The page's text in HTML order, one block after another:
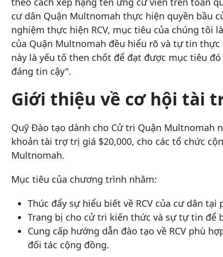
cư dân Quận Multnomah thực hiện quyền bầu
nghiệm thực hiện RCV, mục tiêu của chúng
của Quận Multnomah đều hiểu rõ và tự tin
này là yếu tố then chốt để đạt được mục tiêu
đáng tin cậy".
Giới thiệu về cơ hội tài
Quỹ Đào tạo dành cho Cử tri Quận Multnomah
khoản tài trợ trị giá $20,000, cho các tổ chức
Multnomah.
Mục tiêu của chương trình nhằm:
Thúc đẩy sự hiểu biết về RCV của cư dân
Trang bị cho cử tri kiến thức và sự tự tin để
Cung cấp hướng dẫn đào tạo về RCV phù
đối tác cộng đồng.